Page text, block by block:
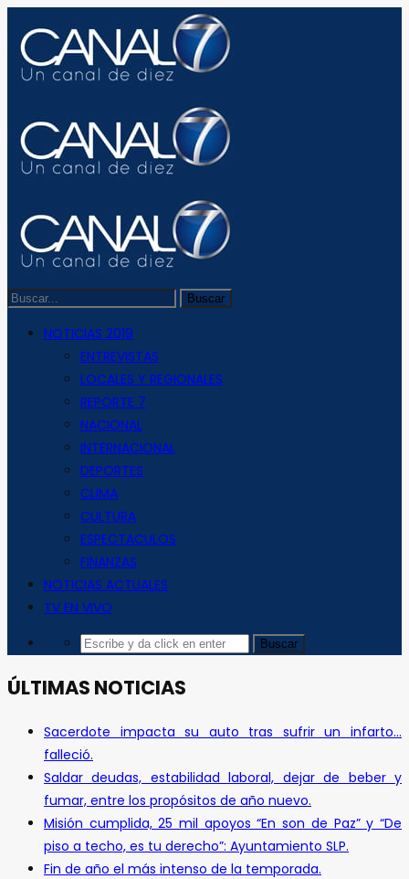
NOTICIAS 2019
ENTREVISTAS
LOCALES Y REGIONALES
REPORTE 7
NACIONAL
INTERNACIONAL
DEPORTES
CLIMA
CULTURA
ESPECTACULOS
FINANZAS
NOTICIAS ACTUALES
TV EN VIVO
ÚLTIMAS NOTICIAS
Sacerdote impacta su auto tras sufrir un infarto…
falleció.
Saldar deudas, estabilidad laboral, dejar de beber y
fumar, entre los propósitos de año nuevo.
Misión cumplida, 25 mil apoyos “En son de Paz” y “De
piso a techo, es tu derecho”: Ayuntamiento SLP.
Fin de año el más intenso de la temporada.